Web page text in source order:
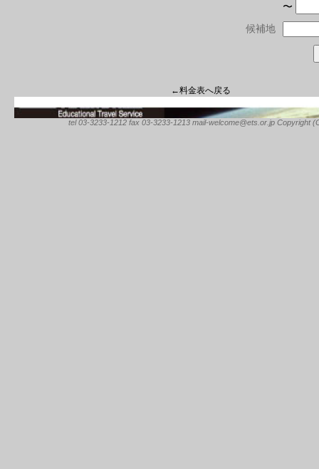
〜
候補地
←料金表へ戻る
tel 03-3233-1212 fax 03-3233-1213 mail-welcome@ets.or.jp Copyright